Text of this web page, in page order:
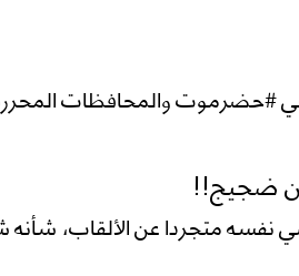
في #حضرموت والمحافظات
ضجيج!!
متجردا عن الألقاب،